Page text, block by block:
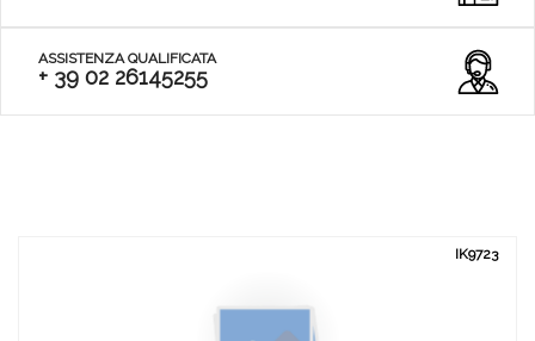
ASSISTENZA QUALIFICATA
+ 39 02 26145255
IK9723